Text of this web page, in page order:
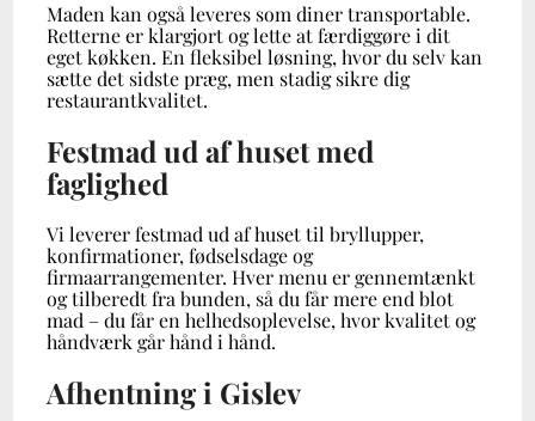
Maden kan også leveres som diner transportable.
Retterne er klargjort og lette at færdiggøre i dit
eget køkken. En fleksibel løsning, hvor du selv kan
sætte det sidste præg, men stadig sikre dig
restaurantkvalitet.
Festmad ud af huset med
faglighed
Vi leverer festmad ud af huset til bryllupper,
konfirmationer, fødselsdage og
firmaarrangementer. Hver menu er gennemtænkt
og tilberedt fra bunden, så du får mere end blot
mad – du får en helhedsoplevelse, hvor kvalitet og
håndværk går hånd i hånd.
Afhentning i Gislev